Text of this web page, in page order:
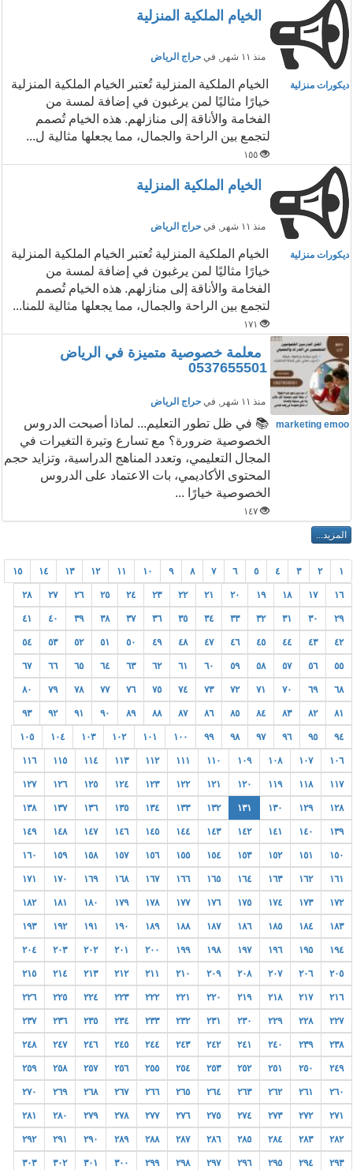
الخيام الملكية المنزلية
منذ ١١ شهر , في حراج الرياض
ديكورات منزلية
الخيام الملكية المنزلية تُعتبر الخيام الملكية المنزلية
خيارًا مثاليًا لمن يرغبون في إضافة لمسة من
الفخامة والأناقة إلى منازلهم. هذه الخيام تُصمم
لتجمع بين الراحة والجمال، مما يجعلها مثالية ل...
١٥٥
الخيام الملكية المنزلية
منذ ١١ شهر , في حراج الرياض
ديكورات منزلية
الخيام الملكية المنزلية تُعتبر الخيام الملكية المنزلية
خيارًا مثاليًا لمن يرغبون في إضافة لمسة من
الفخامة والأناقة إلى منازلهم. هذه الخيام تُصمم
لتجمع بين الراحة والجمال، مما يجعلها مثالية للمنا...
١٧١
معلمة خصوصية متميزة في الرياض
0537655501
منذ ١١ شهر , في حراج الرياض
marketing emoo
📚 في ظل تطور التعليم... لماذا أصبحت الدروس
الخصوصية ضرورة؟ مع تسارع وتيرة التغيرات في
المجال التعليمي، وتعدد المناهج الدراسية، وتزايد حجم
المحتوى الأكاديمي، بات الاعتماد على الدروس
الخصوصية خيارًا ...
١٤٧
١ ٢ ٣ ٤ ٥ ٦ ٧ ٨ ٩ ١٠ ١١ ١٢ ١٣ ١٤ ١٥
١٦ ١٧ ١٨ ١٩ ٢٠ ٢١ ٢٢ ٢٣ ٢٤ ٢٥ ٢٦ ٢٧ ٢٨
٢٩ ٣٠ ٣١ ٣٢ ٣٣ ٣٤ ٣٥ ٣٦ ٣٧ ٣٨ ٣٩ ٤٠ ٤١
٤٢ ٤٣ ٤٤ ٤٥ ٤٦ ٤٧ ٤٨ ٤٩ ٥٠ ٥١ ٥٢ ٥٣ ٥٤
٥٥ ٥٦ ٥٧ ٥٨ ٥٩ ٦٠ ٦١ ٦٢ ٦٣ ٦٤ ٦٥ ٦٦ ٦٧
٦٨ ٦٩ ٧٠ ٧١ ٧٢ ٧٣ ٧٤ ٧٥ ٧٦ ٧٧ ٧٨ ٧٩ ٨٠
٨١ ٨٢ ٨٣ ٨٤ ٨٥ ٨٦ ٨٧ ٨٨ ٨٩ ٩٠ ٩١ ٩٢ ٩٣
٩٤ ٩٥ ٩٦ ٩٧ ٩٨ ٩٩ ١٠٠ ١٠١ ١٠٢ ١٠٣ ١٠٤ ١٠٥
١٠٦ ١٠٧ ١٠٨ ١٠٩ ١١٠ ١١١ ١١٢ ١١٣ ١١٤ ١١٥ ١١٦
١١٧ ١١٨ ١١٩ ١٢٠ ١٢١ ١٢٢ ١٢٣ ١٢٤ ١٢٥ ١٢٦ ١٢٧
١٢٨ ١٢٩ ١٣٠ ١٣١ ١٣٢ ١٣٣ ١٣٤ ١٣٥ ١٣٦ ١٣٧ ١٣٨
١٣٩ ١٤٠ ١٤١ ١٤٢ ١٤٣ ١٤٤ ١٤٥ ١٤٦ ١٤٧ ١٤٨ ١٤٩
١٥٠ ١٥١ ١٥٢ ١٥٣ ١٥٤ ١٥٥ ١٥٦ ١٥٧ ١٥٨ ١٥٩ ١٦٠
١٦١ ١٦٢ ١٦٣ ١٦٤ ١٦٥ ١٦٦ ١٦٧ ١٦٨ ١٦٩ ١٧٠ ١٧١
١٧٢ ١٧٣ ١٧٤ ١٧٥ ١٧٦ ١٧٧ ١٧٨ ١٧٩ ١٨٠ ١٨١ ١٨٢
١٨٣ ١٨٤ ١٨٥ ١٨٦ ١٨٧ ١٨٨ ١٨٩ ١٩٠ ١٩١ ١٩٢ ١٩٣
١٩٤ ١٩٥ ١٩٦ ١٩٧ ١٩٨ ١٩٩ ٢٠٠ ٢٠١ ٢٠٢ ٢٠٣ ٢٠٤
٢٠٥ ٢٠٦ ٢٠٧ ٢٠٨ ٢٠٩ ٢١٠ ٢١١ ٢١٢ ٢١٣ ٢١٤ ٢١٥
٢١٦ ٢١٧ ٢١٨ ٢١٩ ٢٢٠ ٢٢١ ٢٢٢ ٢٢٣ ٢٢٤ ٢٢٥ ٢٢٦
٢٢٧ ٢٢٨ ٢٢٩ ٢٣٠ ٢٣١ ٢٣٢ ٢٣٣ ٢٣٤ ٢٣٥ ٢٣٦ ٢٣٧
٢٣٨ ٢٣٩ ٢٤٠ ٢٤١ ٢٤٢ ٢٤٣ ٢٤٤ ٢٤٥ ٢٤٦ ٢٤٧ ٢٤٨
٢٤٩ ٢٥٠ ٢٥١ ٢٥٢ ٢٥٣ ٢٥٤ ٢٥٥ ٢٥٦ ٢٥٧ ٢٥٨ ٢٥٩
٢٦٠ ٢٦١ ٢٦٢ ٢٦٣ ٢٦٤ ٢٦٥ ٢٦٦ ٢٦٧ ٢٦٨ ٢٦٩ ٢٧٠
٢٧١ ٢٧٢ ٢٧٣ ٢٧٤ ٢٧٥ ٢٧٦ ٢٧٧ ٢٧٨ ٢٧٩ ٢٨٠ ٢٨١
٢٨٢ ٢٨٣ ٢٨٤ ٢٨٥ ٢٨٦ ٢٨٧ ٢٨٨ ٢٨٩ ٢٩٠ ٢٩١ ٢٩٢
٢٩٣ ٢٩٤ ٢٩٥ ٢٩٦ ٢٩٧ ٢٩٨ ٢٩٩ ٣٠٠ ٣٠١ ٣٠٢ ٣٠٣